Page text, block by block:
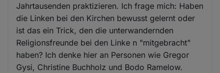
Jahrtausenden praktizieren. Ich frage mich: Haben
die Linken bei den Kirchen bewusst gelernt oder
ist das ein Trick, den die unterwandernden
Religionsfreunde bei den Linke n "mitgebracht"
haben? Ich denke hier an Personen wie Gregor
Gysi, Christine Buchholz und Bodo Ramelow.